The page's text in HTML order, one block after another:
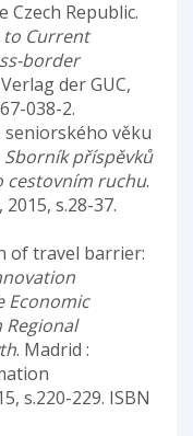
Republic.
Current
border
der GUC,
038-2.
seniorského věku
Sborník příspěvků
cestovním ruchu.
s.28-37.
of travel barrier:
Economic
Regional
. Madrid :
s.220-229. ISBN